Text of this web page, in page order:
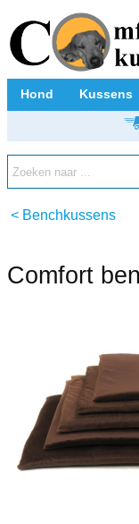
Hond Kussens
< Benchkussens
Comfort